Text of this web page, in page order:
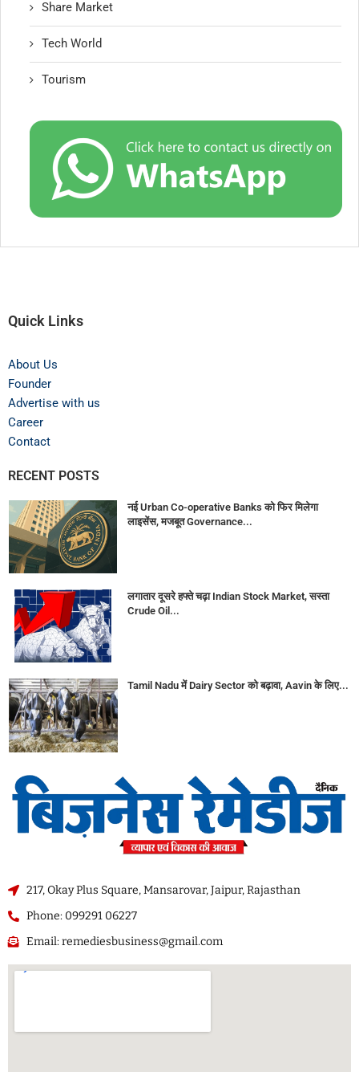
Share Market
Tech World
Tourism
Quick Links
About Us
Founder
Advertise with us
Career
Contact
RECENT POSTS
नई Urban Co-operative Banks को फिर मिलेगा
लाइसेंस, मजबूत Governance...
लगातार दूसरे हफ्ते चढ़ा Indian Stock Market, सस्ता
Crude Oil...
Tamil Nadu में Dairy Sector को बढ़ावा, Aavin के लिए...
217, Okay Plus Square, Mansarovar, Jaipur, Rajasthan
Phone: 099291 06227
Email: remediesbusiness@gmail.com